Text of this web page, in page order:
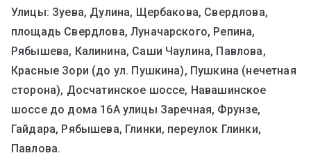
Улицы: Зуева, Дулина, Щербакова, Свердлова,
площадь Свердлова, Луначарского, Репина,
Рябышева, Калинина, Саши Чаулина, Павлова,
Красные Зори (до ул. Пушкина), Пушкина (нечетная
сторона), Досчатинское шоссе, Навашинское
шоссе до дома 16А улицы Заречная, Фрунзе,
Гайдара, Рябышева, Глинки, переулок Глинки,
Павлова.